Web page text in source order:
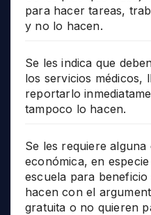
para hacer tareas,
y no lo hacen.
Se les indica que
los servicios médicos,
reportarlo
tampoco lo hacen.
Se les requiere
económica, en
escuela para
hacen con el
gratuita o no quieren